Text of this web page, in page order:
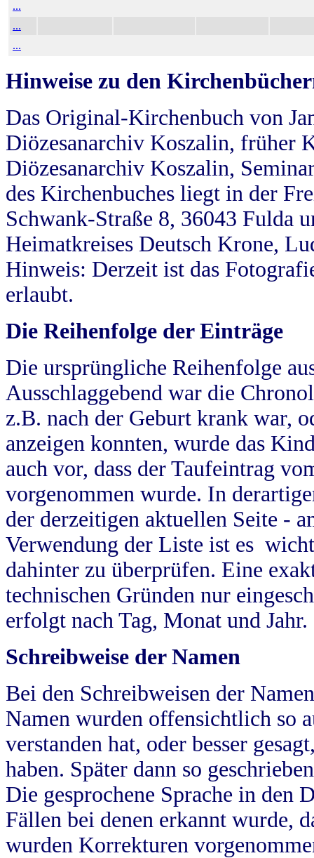
...
...
...
Hinweise zu den
Das Original-Kirchenbuch von
Diözesanarchiv Koszalin, früher
Diözesanarchiv Koszalin,
des Kirchenbuches liegt in der
Schwank-Straße 8, 36043 Fulda
Heimatkreises Deutsch Krone,
Hinweis: Derzeit ist das
erlaubt.
Die Reihenfolge der Einträge
Die ursprüngliche Reihenfolge
Ausschlaggebend war die
z.B. nach der Geburt krank war,
anzeigen konnten, wurde das
auch vor, dass der Taufeintrag
vorgenommen wurde. In
der derzeitigen aktuellen Seite -
Verwendung der Liste ist es
dahinter zu überprüfen. Eine
technischen Gründen nur
erfolgt nach Tag, Monat und Jahr.
Schreibweise der Namen
Bei den Schreibweisen der
Namen wurden offensichtlich so
verstanden hat, oder besser
haben. Später dann so
Die gesprochene Sprache in
Fällen bei denen erkannt wurde,
wurden Korrekturen